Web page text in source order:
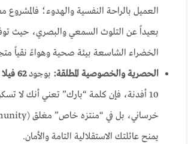
العميل بالراحة النفسية والهدوء؛ فالمشروع
بعيداً عن التلوث السمعي والبصري، حيث
الخضراء الشاسعة بيئة صحية وهواءً نقياً
الحصرية والخصوصية المطلقة: بوجود62 فيلا فقط
10 أفدنة، فإن كلمة “بارك” تعني أنك لا
يمنح عائلتك الاستقلالية التامة والأمان.